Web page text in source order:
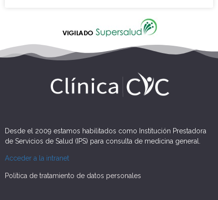
Desde el 2009 estamos habilitados como Institución Prestadora
de Servicios de Salud (IPS) para consulta de medicina general.
Acceder a la intranet
Política de tratamiento de datos personales